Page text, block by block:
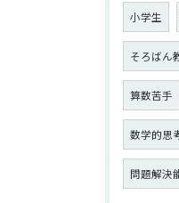
小学生
そろばん
算数苦手
数学的思
問題解決